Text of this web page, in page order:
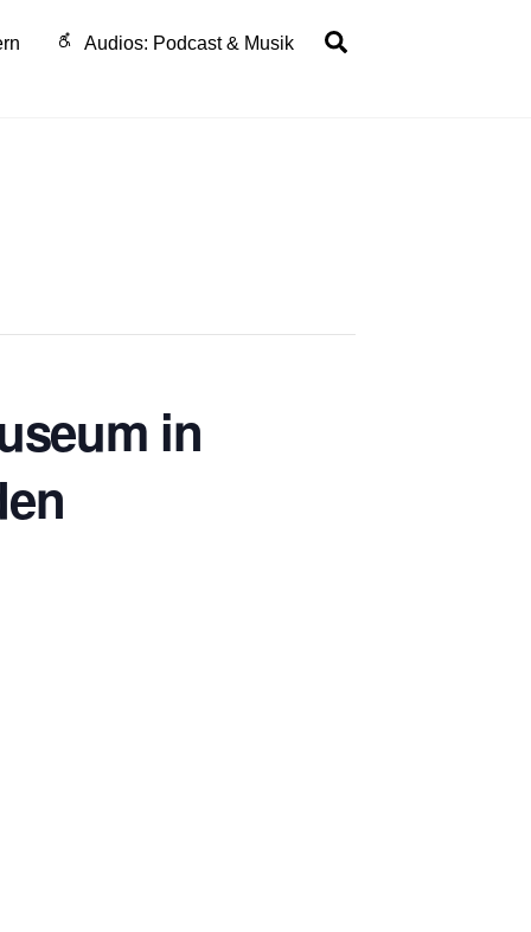
Audios: Podcast & Musik
in